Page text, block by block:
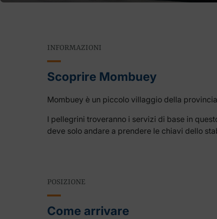
INFORMAZIONI
Scoprire Mombuey
Mombuey è un piccolo villaggio della
I pellegrini troveranno i servizi di base in
deve solo andare a prendere le chiavi dello
POSIZIONE
Come arrivare